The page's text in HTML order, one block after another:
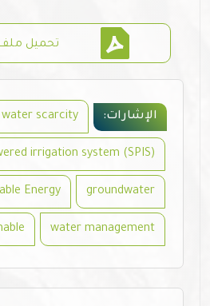
تحميل ملف
الإشارات: water scarcity
irrigation system (SPIS)
groundwater
Energy
water management